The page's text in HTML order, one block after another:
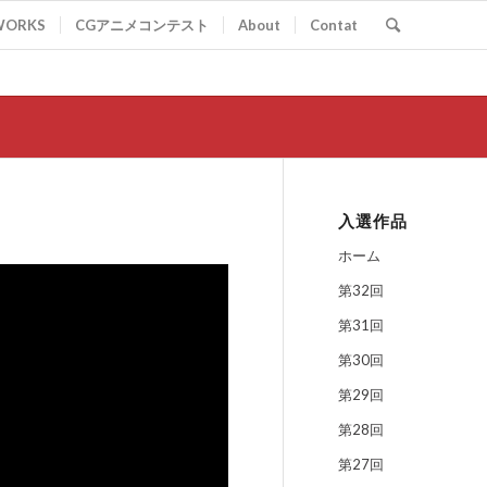
CGアニメコンテスト About Contat
入選作品
ホーム
第32回
第31回
第30回
第29回
第28回
第27回